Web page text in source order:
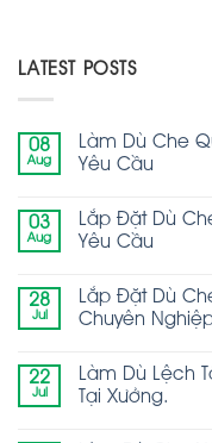
LATEST POSTS
08
Aug
Làm Dù Che
Yêu Cầu
03
Aug
Lắp Đặt Dù
Yêu Cầu
28
Jul
Lắp Đặt Dù
Chuyên
22
Jul
Làm Dù Lệch
Tại Xưởng.